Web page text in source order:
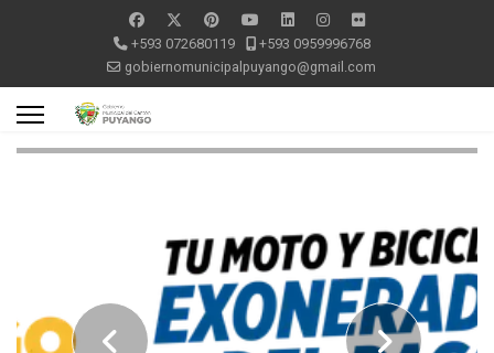
+593 072680119
+593 0959996768
gobiernomunicipalpuyango@gmail.com